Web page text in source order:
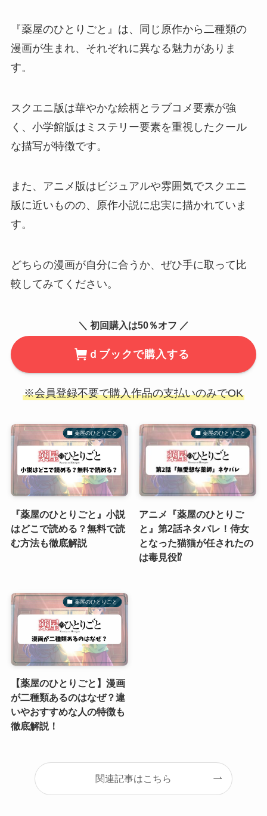
『薬屋のひとりごと』は、同じ原作から二種類の
漫画が生まれ、それぞれに異なる魅力がありま
す。
スクエニ版は華やかな絵柄とラブコメ要素が強
く、小学館版はミステリー要素を重視したクール
な描写が特徴です。
また、アニメ版はビジュアルや雰囲気でスクエニ
版に近いものの、原作小説に忠実に描かれていま
す。
どちらの漫画が自分に合うか、ぜひ手に取って比
較してみてください。
＼ 初回購入は50％オフ ／
ｄブックで購入する
※会員登録不要で購入作品の支払いのみでOK
薬屋のひとりごと
『薬屋のひとりごと』小説
はどこで読める？無料で読
む方法も徹底解説
薬屋のひとりごと
アニメ『薬屋のひとりご
と』第2話ネタバレ！侍女
となった猫猫が任されたの
は毒見役⁉
薬屋のひとりごと
【薬屋のひとりごと】漫画
が二種類あるのはなぜ？違
いやおすすめな人の特徴も
徹底解説！
関連記事はこちら